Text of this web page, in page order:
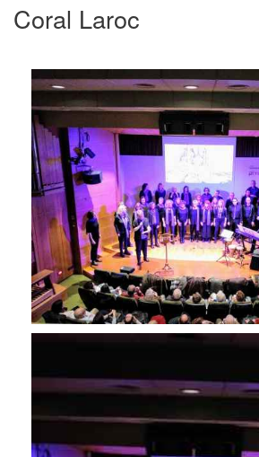
Coral Laroc